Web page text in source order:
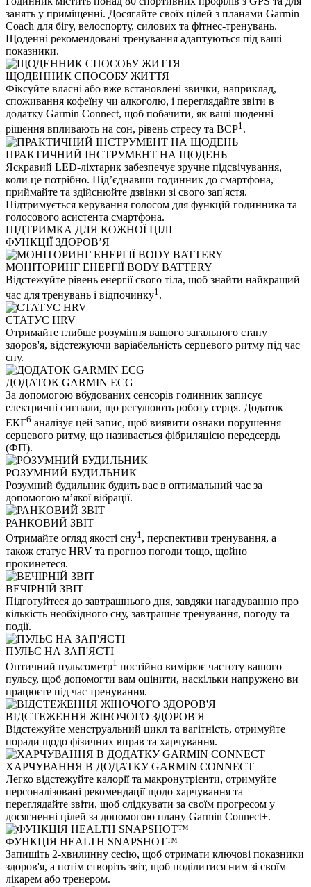
занять у приміщенні. Досягайте своїх цілей з планами Garmin
Coach для бігу, велоспорту, силових та фітнес-тренувань.
Щоденні рекомендовані тренування адаптуються під ваші
показники.
ЩОДЕННИК СПОСОБУ ЖИТТЯ
Фіксуйте власні або вже встановлені звички, наприклад,
споживання кофеїну чи алкоголю, і переглядайте звіти в
додатку Garmin Connect, щоб побачити, як ваші щоденні
рішення впливають на сон, рівень стресу та ВСР1.
ПРАКТИЧНИЙ ІНСТРУМЕНТ НА ЩОДЕНЬ
Яскравий LED-ліхтарик забезпечує зручне підсвічування,
коли це потрібно. Під’єднавши годинник до смартфона,
приймайте та здійснюйте дзвінки зі свого зап'ястя.
Підтримується керування голосом для функцій годинника та
голосового асистента смартфона.
ПІДТРИМКА ДЛЯ КОЖНОЇ ЦІЛІ
ФУНКЦІЇ ЗДОРОВʼЯ
МОНІТОРИНГ ЕНЕРГІЇ BODY BATTERY
Відстежуйте рівень енергії свого тіла, щоб знайти найкращий
час для тренувань і відпочинку1 .
СТАТУС HRV
Отримайте глибше розуміння вашого загального стану
здоров'я, відстежуючи варіабельність серцевого ритму під час
сну.
ДОДАТОК GARMIN ECG
За допомогою вбудованих сенсорів годинник записує
електричні сигнали, що регулюють роботу серця. Додаток
ЕКГ6 аналізує цей запис, щоб виявити ознаки порушення
серцевого ритму, що називається фібриляцією передсердь
(ФП).
РОЗУМНИЙ БУДИЛЬНИК
Розумний будильник будить вас в оптимальний час за
допомогою м’якої вібрації.
РАНКОВИЙ ЗВІТ
Отримайте огляд якості сну1, перспективи тренування, а
також статус HRV та прогноз погоди тощо, щойно
прокинетеся.
ВЕЧІРНІЙ ЗВІТ
Підготуйтеся до завтрашнього дня, завдяки нагадуванню про
кількість необхідного сну, завтрашнє тренування, погоду та
події.
ПУЛЬС НА ЗАП'ЯСТІ
Оптичний пульсометр1 постійно вимірює частоту вашого
пульсу, щоб допомогти вам оцінити, наскільки напружено ви
працюєте під час тренування.
ВІДСТЕЖЕННЯ ЖІНОЧОГО ЗДОРОВ'Я
Відстежуйте менструальний цикл та вагітність, отримуйте
поради щодо фізичних вправ та харчування.
ХАРЧУВАННЯ В ДОДАТКУ GARMIN CONNECT
Легко відстежуйте калорії та макронутрієнти, отримуйте
персоналізовані рекомендації щодо харчування та
переглядайте звіти, щоб слідкувати за своїм прогресом у
досягненні цілей за допомогою плану Garmin Connect+.
ФУНКЦІЯ HEALTH SNAPSHOT™
Запишіть 2-хвилинну сесію, щоб отримати ключові показники
здоров'я, а потім створіть звіт, щоб поділитися ним зі своїм
лікарем або тренером.